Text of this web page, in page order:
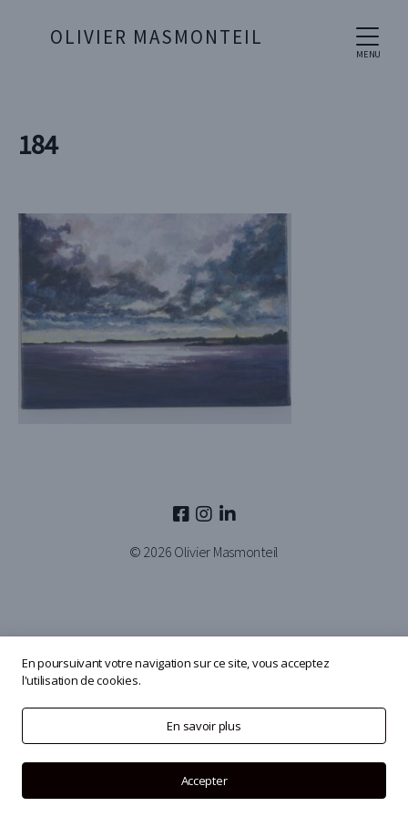
MENU
OLIVIER MASMONTEIL
184
© 2026 Olivier Masmonteil
En poursuivant votre navigation sur ce site, vous acceptez
l'utilisation de cookies.
En savoir plus
Accepter